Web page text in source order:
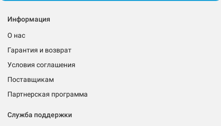
Информация
О нас
Гарантия и возврат
Условия соглашения
Поставщикам
Партнерская программа
Служба поддержки